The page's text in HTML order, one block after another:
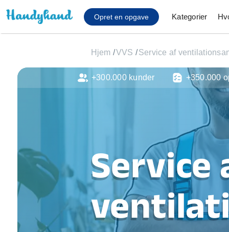
Opret en opgave Kategorier
Affaldsfjernelse
Afhentning af
Anlæg af terrasse
Cykel reparation
Flyttehjælp
Gulvlaminering
Hårde hvidevare
Hjælp til mobil, pc,
Installation af ildsted
Møbelsamling og
Ophængning af
Hjem /VVS /Service af
Service
+300.000 kunder +350.000